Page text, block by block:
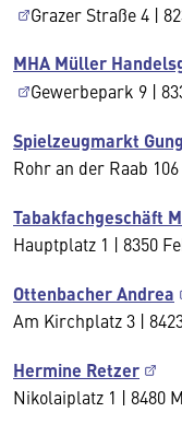
Grazer Straße 4 |
MHA Müller
Gewerbepark 9 |
Spielzeugmarkt
Rohr an der Raab
Tabakfachgeschäft
Hauptplatz 1 | 8350
Ottenbacher Andrea
Am Kirchplatz 3 |
Hermine Retzer
Nikolaiplatz 1 | 8480